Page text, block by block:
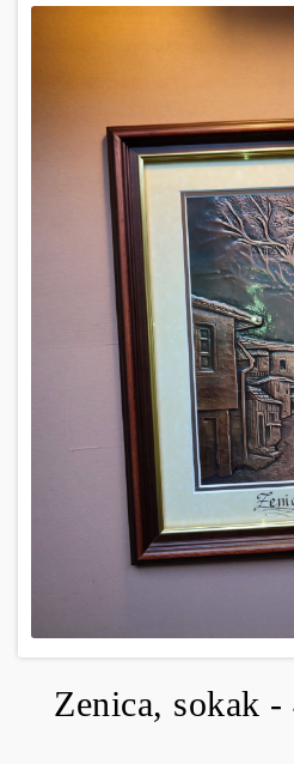
Zenica, sokak -